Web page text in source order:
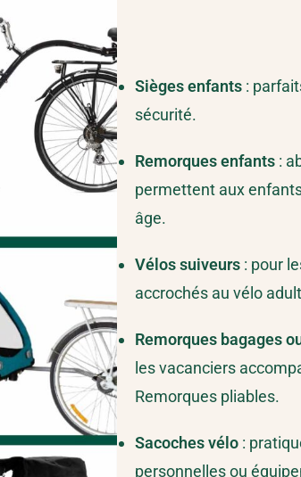
Sièges enfants:
sécurité.
Remorques enfants:
permettent aux
âge.
Vélos suiveurs: pour
accrochés au vélo
Remorques bagages
les vacanciers
Remorques pliables.
Sacoches vélo:
personnelles ou